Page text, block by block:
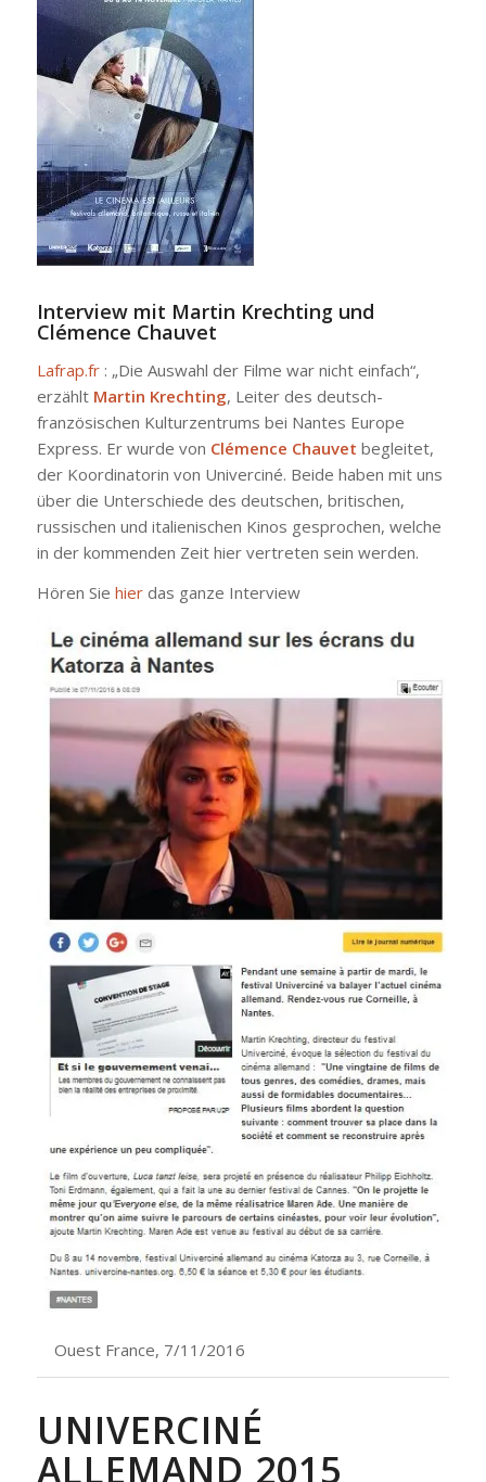
Interview mit Martin Krechting und
Clémence Chauvet
Lafrap.fr: „Die Auswahl der Filme war nicht einfach“,
erzählt Martin Krechting, Leiter des deutsch-
französischen Kulturzentrums bei Nantes Europe
Express. Er wurde von Clémence Chauvet begleitet,
der Koordinatorin von Univerciné. Beide haben mit uns
über die Unterschiede des deutschen, britischen,
russischen und italienischen Kinos gesprochen, welche
in der kommenden Zeit hier vertreten sein werden.
Hören Sie hier das ganze Interview
Ouest France, 7/11/2016
UNIVERCINÉ
ALLEMAND 2015